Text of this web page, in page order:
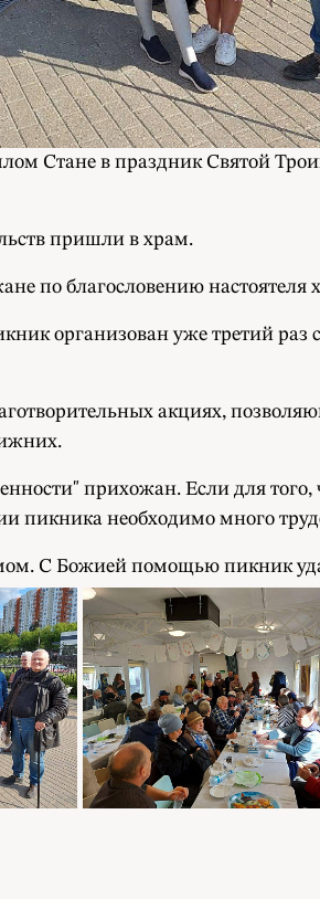
Стане в праздник Святой
пришли в храм.
по благословению
организован уже третий раз
акциях,
прихожан. Если для
пикника необходимо много
С Божией помощью пикник